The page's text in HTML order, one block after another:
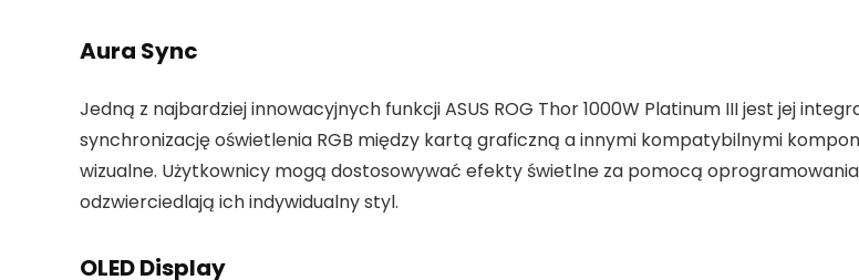
Aura Sync
Jedną z najbardziej innowacyjnych funkcji ASUS ROG Thor 1000W Platinum III jest jej
synchronizację oświetlenia RGB między kartą graficzną a innymi kompatybilnymi
wizualne. Użytkownicy mogą dostosowywać efekty świetlne za pomocą
odzwierciedlają ich indywidualny styl.
OLED Display